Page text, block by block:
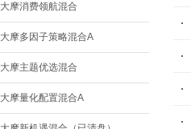
大摩消费领航混合
大摩多因子策略混合A
大摩主题优选混合
大摩量化配置混合A